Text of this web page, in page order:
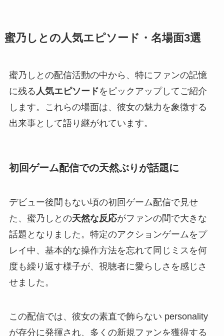
蜜乃しとの人気エピソード・名場面3選
蜜乃しとの配信活動の中から、特にファンの記憶
に残る 人気エピソードをピックアップしてご紹介
します。これらの場面は、彼女の魅力を象徴する
出来事として語り継がれています。
初回ゲーム配信での天然ぶりが話題に
デビュー後間もない頃の初回ゲーム配信で見せ
た、蜜乃しとの天然な反応がファンの間で大きな
話題となりました。特定のアクションゲームをプ
レイ中、基本的な操作方法を忘れて同じミスを何
度も繰り返す様子が、視聴者に愛らしさを感じさ
せました。
この配信では、彼女の素直で飾らない personality
が存分に発揮され、多くの新規ファンを獲得する